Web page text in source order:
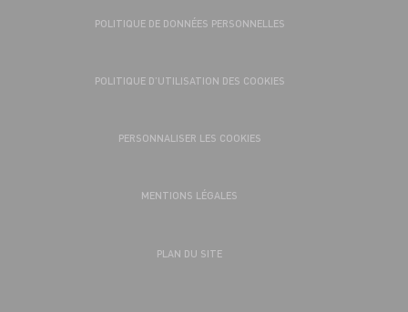
POLITIQUE DE DONNÉES PERSONNELLES
POLITIQUE D’UTILISATION DES COOKIES
PERSONNALISER LES COOKIES
MENTIONS LÉGALES
PLAN DU SITE